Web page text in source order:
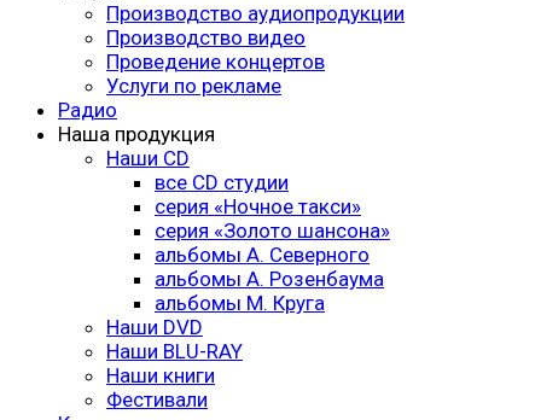
Производство аудиопродукции
Производство видео
Проведение концертов
Услуги по рекламе
Радио
Наша продукция
Наши CD
все CD студии
серия «Ночное такси»
серия «Золото шансона»
альбомы А. Северного
альбомы А. Розенбаума
альбомы М. Круга
Наши DVD
Наши BLU-RAY
Наши книги
Фестивали